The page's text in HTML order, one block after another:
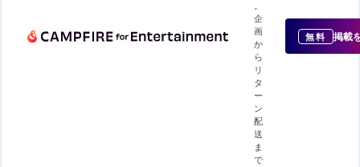
企
画
か
ら
リ
タ
ー
ン
配
送
ま
で
無料 掲載